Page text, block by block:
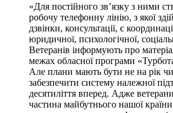
«Для постійного зв’язку з ними
робочу телефонну лінію, з якої
дзвінки, консультації, є
юридичної, психологічної,
Ветеранів інформують про
межах обласної програми
Але плани мають бути не на рік
забезпечити систему належної
десятиліття вперед. Адже
частина майбутнього нашої